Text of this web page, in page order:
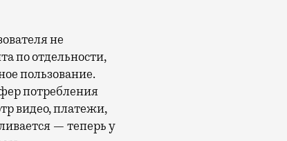
не
по отдельности,
пользование.
потребления
видео, платежи,
— теперь у